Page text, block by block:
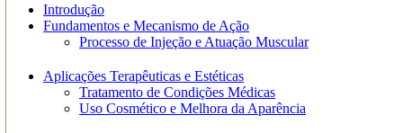
Introdução
Fundamentos e Mecanismo de Ação
Processo de Injeção e Atuação Muscular
Aplicações Terapêuticas e Estéticas
Tratamento de Condições Médicas
Uso Cosmético e Melhora da Aparência